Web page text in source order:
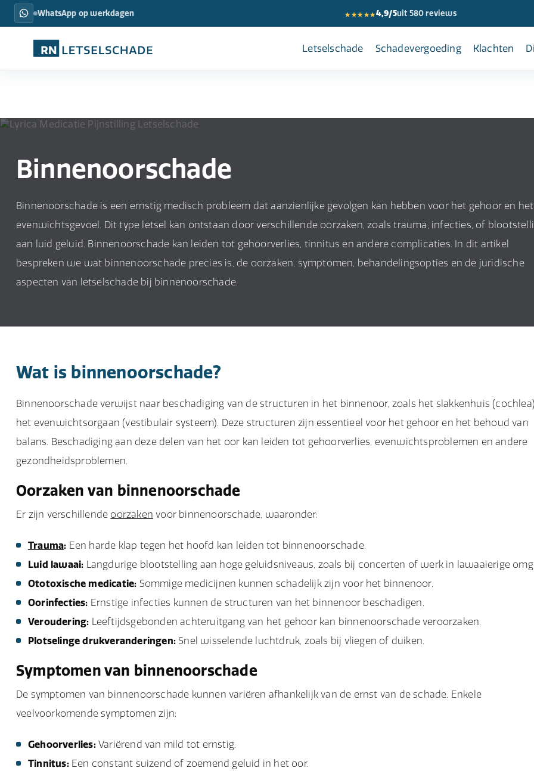
WhatsApp op werkdagen ★★★★★4,9/5uit 580 reviews
Letselschade Schadevergoeding Klachten
Binnenoorschade
Binnenoorschade is een ernstig medisch probleem dat aanzienlijke gevolgen kan hebben voor het gehoor en het
evenwichtsgevoel. Dit type letsel kan ontstaan door verschillende oorzaken, zoals trauma, infecties, of
aan luid geluid. Binnenoorschade kan leiden tot gehoorverlies, tinnitus en andere complicaties. In dit artikel
bespreken we wat binnenoorschade precies is, de oorzaken, symptomen, behandelingsopties en de juridische
aspecten van letselschade bij binnenoorschade.
Wat is binnenoorschade?
Binnenoorschade verwijst naar beschadiging van de structuren in het binnenoor, zoals het slakkenhuis
het evenwichtsorgaan (vestibulair systeem). Deze structuren zijn essentieel voor het gehoor en het behoud van
balans. Beschadiging aan deze delen van het oor kan leiden tot gehoorverlies, evenwichtsproblemen en andere
gezondheidsproblemen.
Oorzaken van binnenoorschade
Er zijn verschillende oorzaken voor binnenoorschade, waaronder:
Trauma: Een harde klap tegen het hoofd kan leiden tot binnenoorschade.
Luid lawaai: Langdurige blootstelling aan hoge geluidsniveaus, zoals bij concerten of werk in lawaaierige
Ototoxische medicatie: Sommige medicijnen kunnen schadelijk zijn voor het binnenoor.
Oorinfecties: Ernstige infecties kunnen de structuren van het binnenoor beschadigen.
Veroudering: Leeftijdsgebonden achteruitgang van het gehoor kan binnenoorschade veroorzaken.
Plotselinge drukveranderingen: Snel wisselende luchtdruk, zoals bij vliegen of duiken.
Symptomen van binnenoorschade
De symptomen van binnenoorschade kunnen variëren afhankelijk van de ernst van de schade. Enkele
veelvoorkomende symptomen zijn:
Gehoorverlies:Variërend van mild tot ernstig.
Tinnitus:Een constant suizend of zoemend geluid in het oor.